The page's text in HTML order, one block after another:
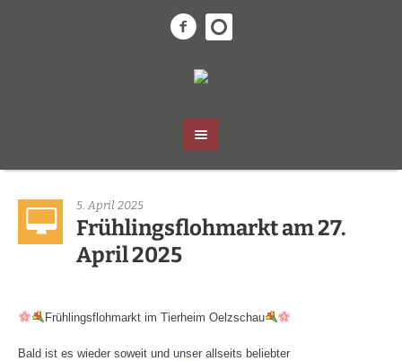
5. April 2025
Frühlingsflohmarkt am 27.
April 2025
Frühlingsflohmarkt im Tierheim Oelzschau
Bald ist es wieder soweit und unser allseits beliebter